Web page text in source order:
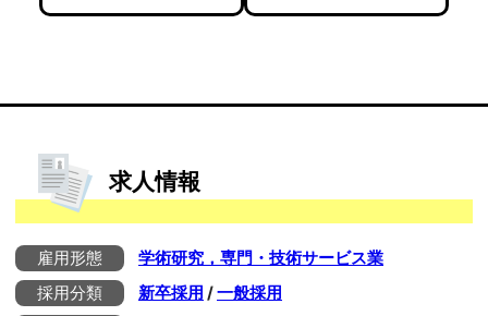
求人情報
雇用形態
学術研究，専門・技術サービス業
採用分類
新卒採用 /一般採用